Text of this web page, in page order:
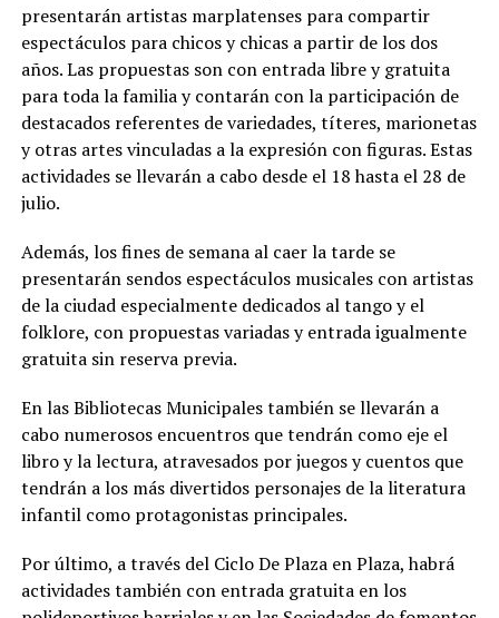
presentarán artistas marplatenses para compartir
espectáculos para chicos y chicas a partir de los dos
años. Las propuestas son con entrada libre y gratuita
para toda la familia y contarán con la participación de
destacados referentes de variedades, títeres, marionetas
y otras artes vinculadas a la expresión con figuras. Estas
actividades se llevarán a cabo desde el 18 hasta el 28 de
julio.
Además, los fines de semana al caer la tarde se
presentarán sendos espectáculos musicales con artistas
de la ciudad especialmente dedicados al tango y el
folklore, con propuestas variadas y entrada igualmente
gratuita sin reserva previa.
En las Bibliotecas Municipales también se llevarán a
cabo numerosos encuentros que tendrán como eje el
libro y la lectura, atravesados por juegos y cuentos que
tendrán a los más divertidos personajes de la literatura
infantil como protagonistas principales.
Por último, a través del Ciclo De Plaza en Plaza, habrá
actividades también con entrada gratuita en los